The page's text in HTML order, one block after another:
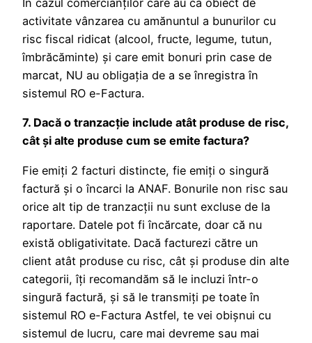
activitate vânzarea cu amănuntul a bunurilor cu
risc fiscal ridicat (alcool, fructe, legume, tutun,
îmbrăcăminte) și care emit bonuri prin case de
marcat, NU au obligația de a se înregistra în
sistemul RO e-Factura.
7. Dacă o tranzacție include atât produse de risc,
cât și alte produse cum se emite factura?
Fie emiți 2 facturi distincte, fie emiți o singură
factură și o încarci la ANAF. Bonurile non risc sau
orice alt tip de tranzacții nu sunt excluse de la
raportare. Datele pot fi încărcate, doar că nu
există obligativitate. Dacă facturezi către un
client atât produse cu risc, cât și produse din alte
categorii, îți recomandăm să le incluzi într-o
singură factură, și să le transmiți pe toate în
sistemul RO e-Factura Astfel, te vei obișnui cu
sistemul de lucru, care mai devreme sau mai